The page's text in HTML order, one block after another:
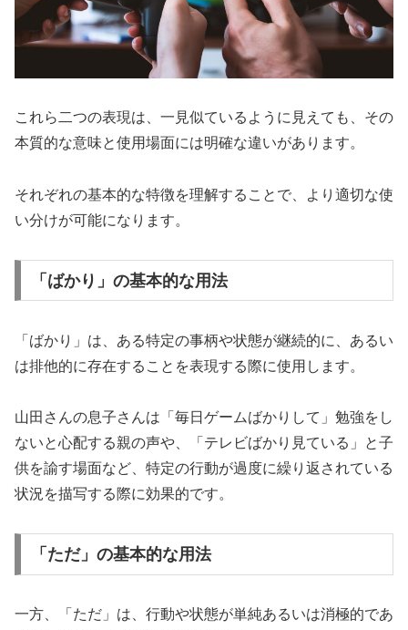
これら二つの表現は、一見似ているように見えても、その
本質的な意味と使用場面には明確な違いがあります。
それぞれの基本的な特徴を理解することで、より適切な使
い分けが可能になります。
「ばかり」の基本的な用法
「ばかり」は、ある特定の事柄や状態が継続的に、あるい
は排他的に存在することを表現する際に使用します。
山田さんの息子さんは「毎日ゲームばかりして」勉強をし
ないと心配する親の声や、「テレビばかり見ている」と子
供を諭す場面など、特定の行動が過度に繰り返されている
状況を描写する際に効果的です。
「ただ」の基本的な用法
一方、「ただ」は、行動や状態が単純あるいは消極的であ